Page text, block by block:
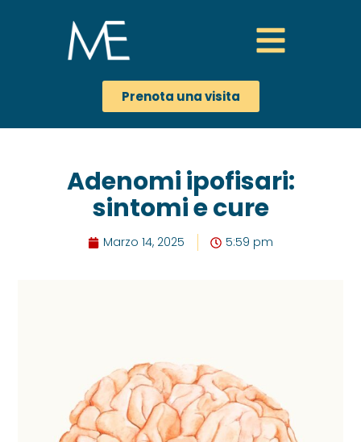
Prenota una visita
Adenomi ipofisari:
sintomi e cure
Marzo 14, 2025 5:59 pm